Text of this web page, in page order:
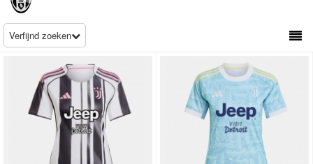
Verfijnd zoeken